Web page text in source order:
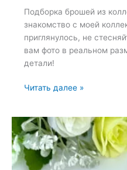
Подборка брошей из
знакомство с моей
приглянулось, не
вам фото в реальном
детали!
Подборка
коллекции
—
17
мая
Читать далее »